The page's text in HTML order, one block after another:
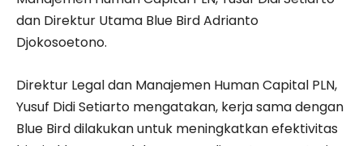
dan Direktur Utama Blue Bird Adrianto
Djokosoetono.
Direktur Legal dan Manajemen Human Capital PLN,
Yusuf Didi Setiarto mengatakan, kerja sama dengan
Blue Bird dilakukan untuk meningkatkan efektivitas